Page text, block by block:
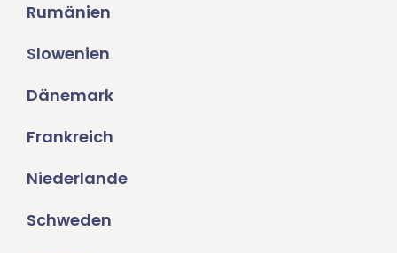
Rumänien
Slowenien
Dänemark
Frankreich
Niederlande
Schweden